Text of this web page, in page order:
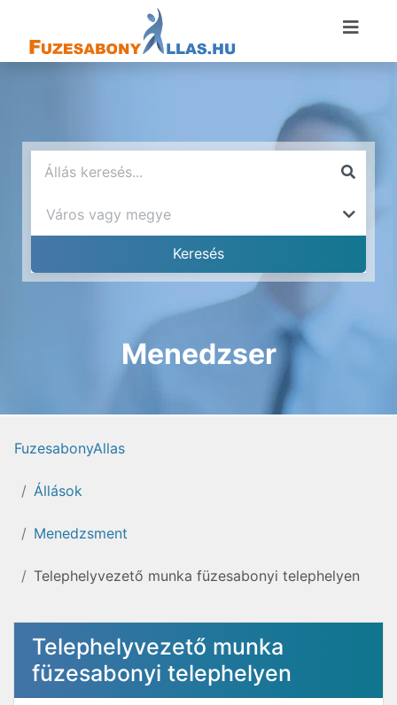
Menedzser
FuzesabonyAllas
Állások
Menedzsment
Telephelyvezető munka füzesabonyi telephelyen
Telephelyvezető munka
füzesabonyi telephelyen